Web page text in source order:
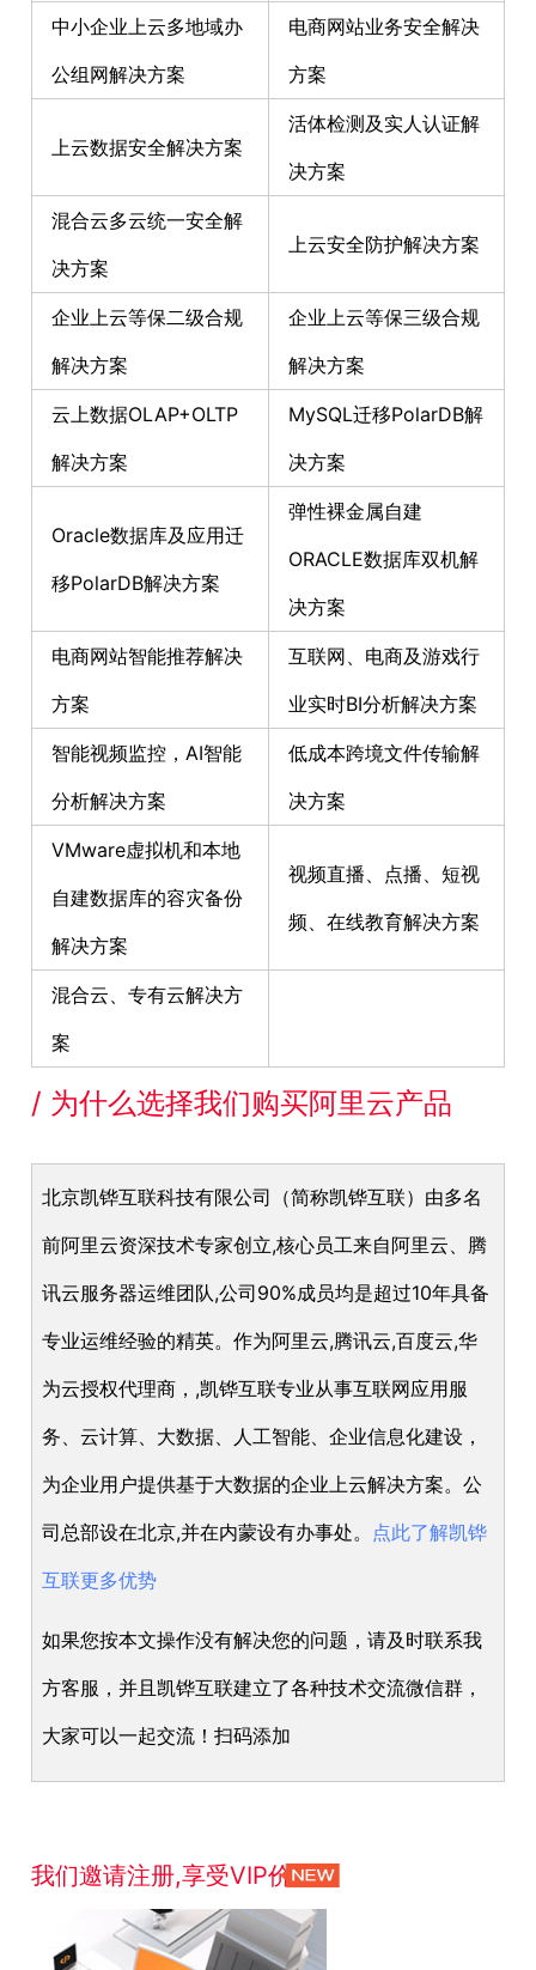
中小企业上云多地域办
公组网解决方案
电商网站业务安全解决
方案
上云数据安全解决方案
活体检测及实人认证解
决方案
混合云多云统一安全解
决方案
上云安全防护解决方案
企业上云等保二级合规
解决方案
企业上云等保三级合规
解决方案
云上数据OLAP+OLTP
解决方案
MySQL迁移PolarDB解
决方案
Oracle数据库及应用迁
移PolarDB解决方案
弹性裸金属自建
ORACLE数据库双机解
决方案
电商网站智能推荐解决
方案
互联网、电商及游戏行
业实时BI分析解决方案
智能视频监控，AI智能
分析解决方案
低成本跨境文件传输解
决方案
VMware虚拟机和本地
自建数据库的容灾备份
解决方案
视频直播、点播、短视
频、在线教育解决方案
混合云、专有云解决方
案
/ 为什么选择我们购买阿里云产品
北京凯铧互联科技有限公司（简称凯铧互联）由多名
前阿里云资深技术专家创立,核心员工来自阿里云、腾
讯云服务器运维团队,公司90%成员均是超过10年具备
专业运维经验的精英。作为阿里云,腾讯云,百度云,华
为云授权代理商，,凯铧互联专业从事互联网应用服
务、云计算、大数据、人工智能、企业信息化建设，
为企业用户提供基于大数据的企业上云解决方案。公
司总部设在北京,并在内蒙设有办事处。
点此了解凯铧
互联更多优势
如果您按本文操作没有解决您的问题，请及时联系我
方客服，并且凯铧互联建立了各种技术交流微信群，
大家可以一起交流！扫码添加
我们邀请注册,享受VIP价格！